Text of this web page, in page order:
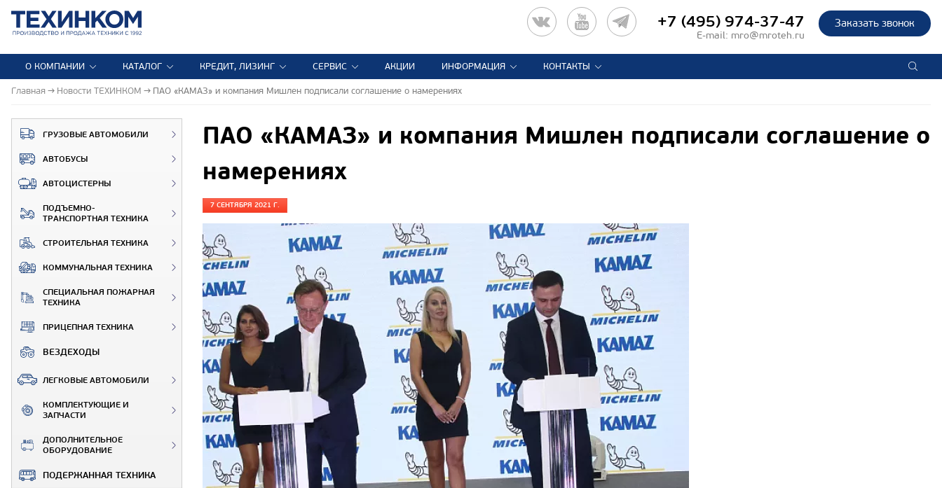
Заказать звонок
+7 (495) 974-37-47
E-mail: mro@mroteh.ru
О КОМПАНИИ КАТАЛОГ КРЕДИТ, ЛИЗИНГ СЕРВИС АКЦИИ ИНФОРМАЦИЯ КОНТАКТЫ
Главная Новости ТЕХИНКОМ ПАО «КАМАЗ» и компания Мишлен подписали соглашение о намерениях
ГРУЗОВЫЕ АВТОМОБИЛИ
АВТОБУСЫ
АВТОЦИСТЕРНЫ
ПОДЪЕМНО-
ТРАНСПОРТНАЯ ТЕХНИКА
СТРОИТЕЛЬНАЯ ТЕХНИКА
КОММУНАЛЬНАЯ ТЕХНИКА
СПЕЦИАЛЬНАЯ ПОЖАРНАЯ
ТЕХНИКА
ПРИЦЕПНАЯ ТЕХНИКА
ВЕЗДЕХОДЫ
ЛЕГКОВЫЕ АВТОМОБИЛИ
КОМПЛЕКТУЮЩИЕ И
ЗАПЧАСТИ
ДОПОЛНИТЕЛЬНОЕ
ОБОРУДОВАНИЕ
ПОДЕРЖАННАЯ ТЕХНИКА
ПАО «КАМАЗ» и компания Мишлен подписали соглашение о
намерениях
7 СЕНТЯБРЯ 2021 Г.